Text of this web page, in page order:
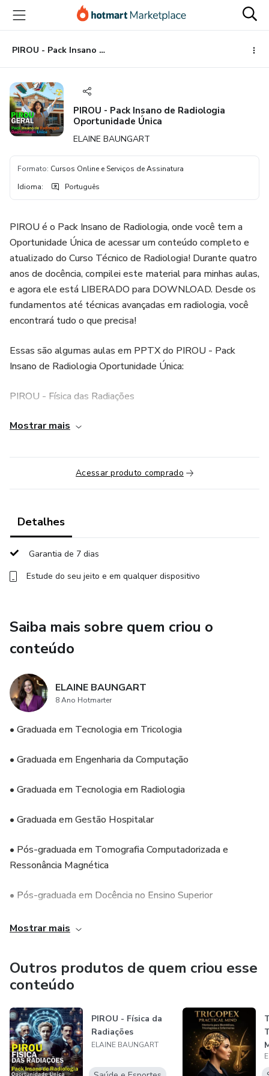
para
conteúdo
principal
para
pagamento
para
rodapé
PIROU - Pack Insano de Radiologia Oportunidade Única
PIROU - Pack Insano de Radiologia
Oportunidade Única
ELAINE BAUNGART
Formato: Cursos Online e Serviços de Assinatura
Idioma: Português
PIROU é o Pack Insano de Radiologia, onde você tem a
Oportunidade Única de acessar um conteúdo completo e
atualizado do Curso Técnico de Radiologia! Durante quatro
anos de docência, compilei este material para minhas aulas,
e agora ele está LIBERADO para DOWNLOAD. Desde os
fundamentos até técnicas avançadas em radiologia, você
encontrará tudo o que precisa!
Essas são algumas aulas em PPTX do PIROU - Pack
Insano de Radiologia Oportunidade Única:
PIROU - Física das Radiações
PIROU - Mamografia, Tomossíntese e Ressonância
PIROU - Densitometria Óssea
PIROU - Exames da Coluna Vertebral
PIROU - Exames dos Membros Superiores
PIROU - Exames dos Membros Inferiores
PIROU - Exames em Emergência e Trauma
material incrivelmente rico em conhecimento no formato
que desejam se aperfeiçoar na radiologia. Aproveite a
pack exclusivo de conteúdo!
Mostrar mais
Acessar produto comprado
Detalhes
Garantia de 7 dias
Estude do seu jeito e em qualquer dispositivo
Saiba mais sobre quem criou o
conteúdo
ELAINE BAUNGART
8 Ano Hotmarter
• Graduada em Tecnologia em Tricologia
• Graduada em Engenharia da Computação
• Graduada em Tecnologia em Radiologia
• Graduada em Gestão Hospitalar
• Pós-graduada em Tomografia Computadorizada e
Ressonância Magnética
• Pós-graduada em Docência no Ensino Superior
• Professora nas áreas de:
* Tomografia Computadorizada
* Mamografia
* Densitometria Óssea
Mostrar mais
Outros produtos de quem criou esse
conteúdo
PIROU - Física da
Radiações
ELAINE BAUNGART